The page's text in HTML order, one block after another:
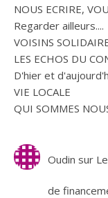
NOUS ECRIRE,
Regarder ailleurs....
VOISINS
LES ECHOS DU
D'hier et
VIE LOCALE
QUI SOMMES
Oudin sur
de